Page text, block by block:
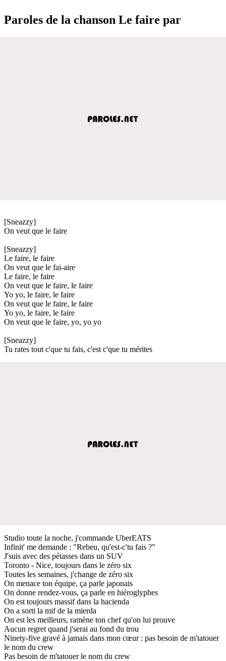
Paroles de la chanson Le faire par
[Sneazzy]
On veut que le faire
[Sneazzy]
Le faire, le faire
On veut que le fai-aire
Le faire, le faire
On veut que le faire, le faire
Yo yo, le faire, le faire
On veut que le faire, le faire
Yo yo, le faire, le faire
On veut que le faire, yo, yo yo
[Sneazzy]
Tu rates tout c'que tu fais, c'est c'que tu mérites
Studio toute la noche, j'commande UberEATS
Infinit' me demande : "Rebeu, qu'est-c'tu fais ?"
J'suis avec des pétasses dans un SUV
Toronto - Nice, toujours dans le zéro six
Toutes les semaines, j'change de zéro six
On menace ton équipe, ça parle japonais
On donne rendez-vous, ça parle en hiéroglyphes
On est toujours massif dans la hacienda
On a sorti la mif de la mierda
On est les meilleurs, ramène ton chef qu'on lui prouve
Aucun regret quand j'serai au fond du trou
Ninety-five gravé à jamais dans mon cœur : pas besoin de m'tatouer
le nom du crew
Pas besoin de m'tatouer le nom du crew